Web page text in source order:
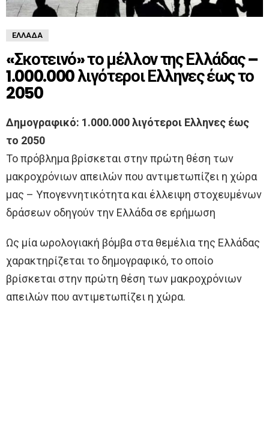
ΕΛΛΆΔΑ
«Σκоτεινό» το μέλλον της Ελλάδας –
1.000.000 λιγότεροι Ελληνες έως το
2050
Δημογραφικό: 1.000.000 λιγότεροι Ελληνες έως
το 2050
Το πρόβλημα βρίσκεται στην πρώτη θέση των
μακροχρόνιων απειλών που αντιμετωπίζει η χώρα
μας – Υπογεννητικότητα και έλλειψη στοχευμένων
δράσεων οδηγούν την Ελλάδα σε ερήμωση
Ως μία ωρολογιακή βόμβα στα θεμέλια της Ελλάδας
χαρακτηρίζεται το δημογραφικό, το οποίο
βρίσκεται στην πρώτη θέση των μακροχρόνιων
απειλών που αντιμετωπίζει η χώρα.